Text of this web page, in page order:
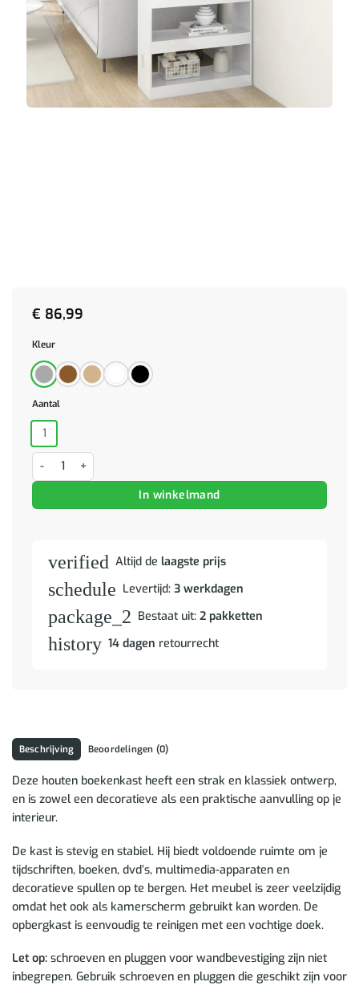
€ 86,99
Kleur
Aantal
1
Boekenkast/kamerscherm 80x30x198 cm bewerkt hout hoogglans
In winkelmand
verified Altijd de laagste prijs
schedule Levertijd: 3 werkdagen
package_2 Bestaat uit: 2 pakketten
history 14 dagen retourrecht
Beschrijving Beoordelingen (0)
Deze houten boekenkast heeft een strak en klassiek ontwerp,
en is zowel een decoratieve als een praktische aanvulling op je
interieur.
De kast is stevig en stabiel. Hij biedt voldoende ruimte om je
tijdschriften, boeken, dvd’s, multimedia-apparaten en
decoratieve spullen op te bergen. Het meubel is zeer veelzijdig
omdat het ook als kamerscherm gebruikt kan worden. De
opbergkast is eenvoudig te reinigen met een vochtige doek.
Let op: schroeven en pluggen voor wandbevestiging zijn niet
inbegrepen. Gebruik schroeven en pluggen die geschikt zijn voor